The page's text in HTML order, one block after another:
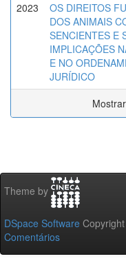
2023
OS DIREITOS
DOS ANIMAIS
SENCIENTES E
IMPLICAÇÕES
E NO
JURÍDICO
Theme by
DSpace Software
Comentários